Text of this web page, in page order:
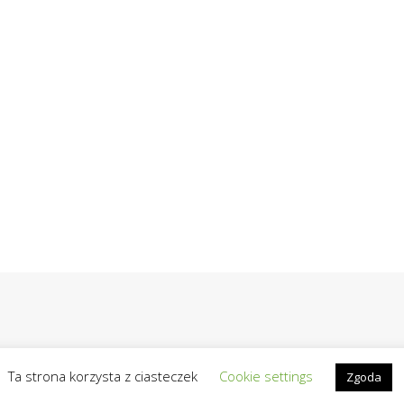
- Wszelkie prawa zastrzeżone | Realizacja / Hosting:
Ta strona korzysta z ciasteczek Cookie settings Zgoda